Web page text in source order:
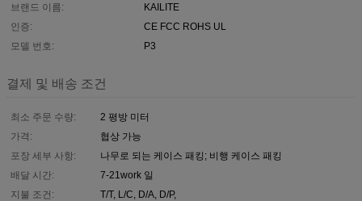
브랜드 이름:
KAILITE
인증:
CE FCC ROHS UL
모델 번호:
P3
결제 및 배송 조건
최소 주문 수량:
2 평방 미터
가격:
협상 가능
포장 세부 사항:
나무로 되는 케이스 패킹; 비행 케이스 패킹
배달 시간:
7-21work 일
지불 조건:
T/T, L/C, D/A, D/P,